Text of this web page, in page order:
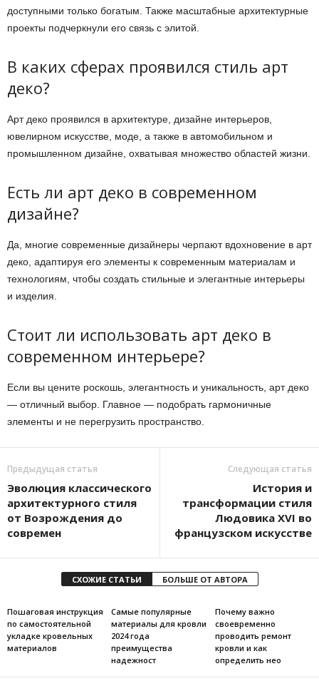
доступными только богатым. Также масштабные архитектурные
проекты подчеркнули его связь с элитой.
В каких сферах проявился стиль арт
деко?
Арт деко проявился в архитектуре, дизайне интерьеров,
ювелирном искусстве, моде, а также в автомобильном и
промышленном дизайне, охватывая множество областей жизни.
Есть ли арт деко в современном
дизайне?
Да, многие современные дизайнеры черпают вдохновение в арт
деко, адаптируя его элементы к современным материалам и
технологиям, чтобы создать стильные и элегантные интерьеры
и изделия.
Стоит ли использовать арт деко в
современном интерьере?
Если вы цените роскошь, элегантность и уникальность, арт деко
— отличный выбор. Главное — подобрать гармоничные
элементы и не перегрузить пространство.
Предыдущая статья
Эволюция классического
архитектурного стиля
от Возрождения до
современ
Следующая статья
История и
трансформации стиля
Людовика XVI во
французском искусстве
СХОЖИЕ СТАТЬИ БОЛЬШЕ ОТ АВТОРА
Пошаговая инструкция
по самостоятельной
укладке кровельных
материалов
Самые популярные
материалы для кровли
2024 года
преимущества
надежност
Почему важно
своевременно
проводить ремонт
кровли и как
определить нео